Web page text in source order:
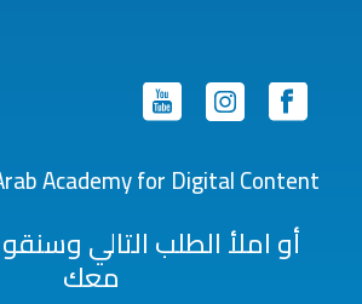
Academy for Digital Content
أو املأ الطلب التالي
معك